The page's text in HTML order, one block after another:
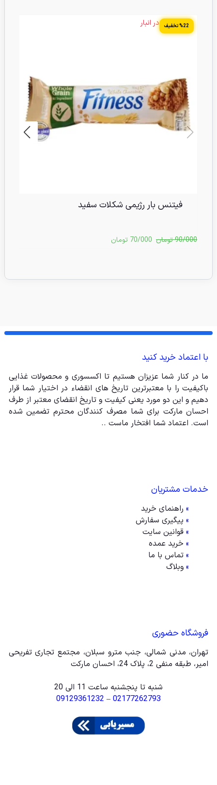
%22 تخفیف14 عدد در انبار
فیتنس بار رژیمی شکلات سفید
90/000تومان 70/000 تومان
با اعتماد خرید کنید
ما در کنار شما عزیزان هستیم تا اکسسوری و محصولات غذایی
باکیفیت را با معتبرترین تاریخ های انقضاء در اختیار شما قرار
دهیم و این دو مورد یعنی کیفیت و تاریخ انقضای معتبر از طرف
احسان مارکت برای شما مصرف کنندگان محترم تضمین شده
است. اعتماد شما افتخار ماست ..
خدمات مشتریان
» راهنمای خرید
» پیگیری سفارش
» قوانین سایت
» خرید عمده
» تماس با ما
» وبلاگ
فروشگاه حضوری
تهران، مدنی شمالی، جنب مترو سبلان، مجتمع تجاری تفریحی
امیر، طبقه منفی 2، پلاک 24، احسان مارکت
شنبه تا پنجشنبه ساعت 11 الی 20
02177262793
–
09129361232